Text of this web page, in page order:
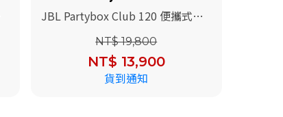
JBL Partybox Club 120 便攜式派
對藍牙音響(黑色)
NT$ 19,800
NT$ 13,900
貨到通知